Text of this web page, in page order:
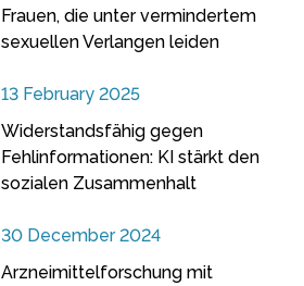
Frauen, die unter vermindertem
sexuellen Verlangen leiden
13 February 2025
Widerstandsfähig gegen
Fehlinformationen: KI stärkt den
sozialen Zusammenhalt
30 December 2024
Arzneimittelforschung mit